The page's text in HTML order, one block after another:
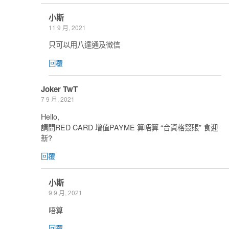
小斯
11 9 月, 2021
只可以用八達通及微信
回覆
Joker TwT
7 9 月, 2021
Hello,
請問RED CARD 增值PAYME 算唔算 “合資格簽賬” 食迎
新?
回覆
小斯
9 9 月, 2021
唔算